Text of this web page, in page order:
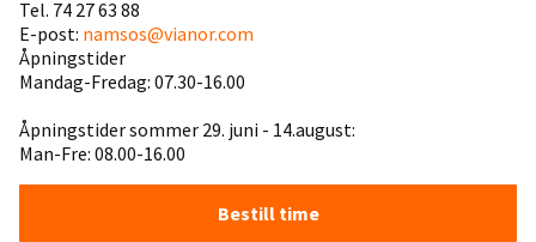
Tel. 74 27 63 88
E-post: namsos@vianor.com
Åpningstider
Mandag-Fredag: 07.30-16.00
Åpningstider sommer 29. juni - 14.august:
Man-Fre: 08.00-16.00
Bestill time